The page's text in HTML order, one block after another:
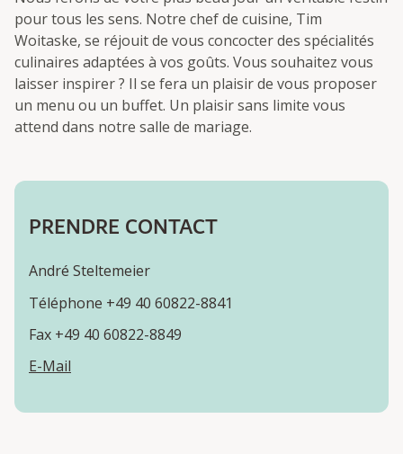
pour tous les sens. Notre chef de cuisine, Tim
Woitaske, se réjouit de vous concocter des spécialités
culinaires adaptées à vos goûts. Vous souhaitez vous
laisser inspirer ? Il se fera un plaisir de vous proposer
un menu ou un buffet. Un plaisir sans limite vous
attend dans notre salle de mariage.
PRENDRE CONTACT
André Steltemeier
Téléphone +49 40 60822-8841
Fax +49 40 60822-8849
E-Mail